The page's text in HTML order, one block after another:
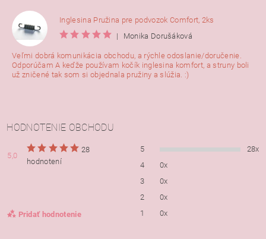
Inglesina Pružina pre podvozok Comfort, 2ks
|
Monika Dorušáková
Veľmi dobrá komunikácia obchodu, a rýchle odoslanie/doručenie.
Odporúčam A keďže používam kočík inglesina komfort, a struny boli
už zničené tak som si objednala pružiny a slúžia. :)
HODNOTENIE OBCHODU
5,0
28
hodnotení
Pridať hodnotenie
5
28x
4
0x
3
0x
2
0x
1
0x